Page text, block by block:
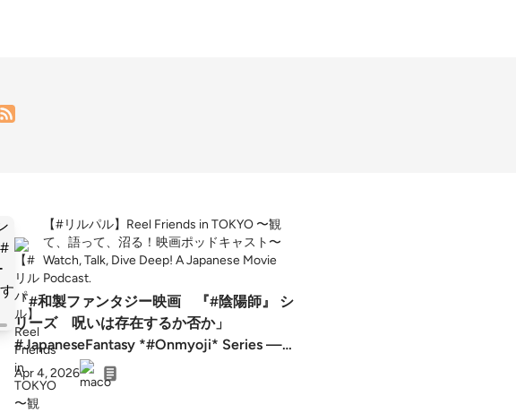
【#リルパル】Reel Friends in TOKYO 〜観
て、語って、沼る！映画ポッドキャスト〜
Watch, Talk, Dive Deep! A Japanese Movie
Podcast.
「#和製ファンタジー映画 『#陰陽師』 シ
リーズ 呪いは存在するか否か」
#JapaneseFantasy *#Onmyoji* Series —
Spells, Spirits, and the Question of Curses
Apr 4, 2026